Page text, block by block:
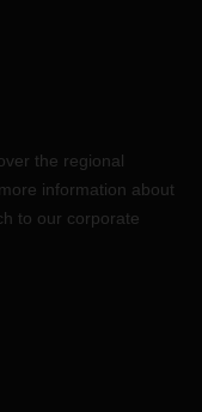
the regional
information about
to our corporate